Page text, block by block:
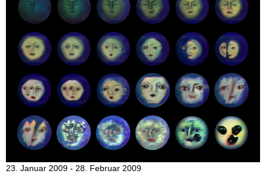
23. Januar 2009 - 28. Februar 2009